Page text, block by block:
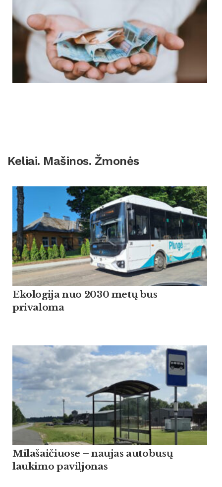
Keliai. Mašinos. Žmonės
Ekologija nuo 2030 metų bus
privaloma
Milašaičiuose – naujas autobusų
laukimo paviljonas